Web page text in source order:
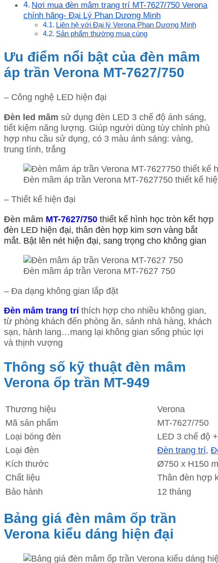
Nơi mua đèn mâm trang trí MT-7627/750 Verona
chính hãng- Đại Lý Phan Dương Minh
Liên hệ với Đại lý Verona Phan Dương Minh
Sản phẩm thường mua cùng
Ưu điểm nổi bật của đèn mâm
áp trần Verona MT-7627/750
– Công nghệ LED hiện đại
Đèn led mâm sử dụng đèn LED 3 chế độ ánh sáng,
tiết kiệm năng lượng. Giúp người dùng tùy chỉnh phù
hợp nhu cầu sử dụng, có 3 màu ánh sáng: vàng,
trung tính, trắng
Đèn mâm áp trần Verona MT-7627750 thiết kế
– Thiết kế hiện đại
Đèn mâm MT-7627/750 thiết kế hình học tròn kết hợp
đèn LED hiện đại, thân đèn hợp kim sơn vàng bắt
mắt. Bật lên nét hiện đại, sang trọng cho không gian
Đèn mâm áp trần Verona MT-7627 750
– Đa dạng không gian lắp đặt
Đèn mâm trang tríthích hợp cho nhiều không gian,
từ phòng khách đến phòng ăn, sảnh nhà hàng, khách
sạn, hành lang…mang lại không gian sống phúc lợi
và thịnh vượng
Thông số kỹ thuật đèn mâm
Verona ốp trần MT-949
Thương hiệu
Verona
Mã sản phẩm
MT-7627/750
Loại bóng đèn
LED 3 chế độ
Loại đèn
Đèn trang trí,
Kích thước
Ø750 x H150
Chất liệu
Thân đèn hợp
Bảo hành
12 tháng
Bảng giá đèn mâm ốp trần
Verona kiểu dáng hiện đại